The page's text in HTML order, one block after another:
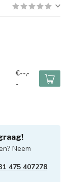
€--,-
-
Neem
475 407278.